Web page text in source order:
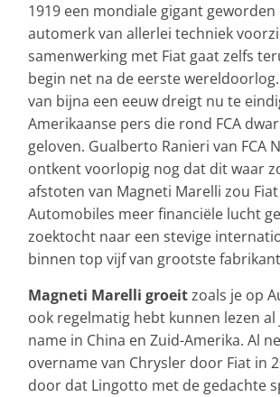
1919 een mondiale gigant
automerk van allerlei techniek
samenwerking met Fiat gaat zelfs
begin net na de eerste
van bijna een eeuw dreigt nu te
Amerikaanse pers die rond FCA
geloven. Gualberto Ranieri van FCA
ontkent voorlopig nog dat dit waar
afstoten van Magneti Marelli zou
Automobiles meer financiële lucht
zoektocht naar een stevige
binnen top vijf van grootste
Magneti Marelli groeitzoals je op
ook regelmatig hebt kunnen lezen
name in China en Zuid-Amerika. Al
overname van Chrysler door Fiat in
door dat Lingotto met de gedachte